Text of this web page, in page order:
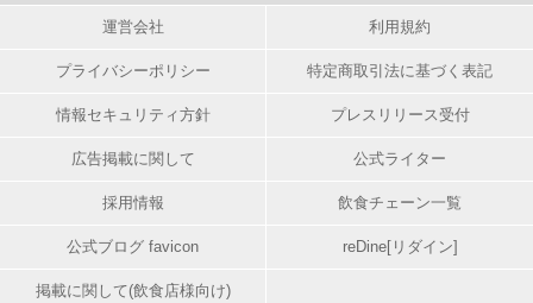
運営会社 利用規約
プライバシーポリシー 特定商取引法に基づく表記
情報セキュリティ方針 プレスリリース受付
広告掲載に関して 公式ライター
採用情報 飲食チェーン一覧
公式ブログ favicon reDine[リダイン]
掲載に関して(飲食店様向け)